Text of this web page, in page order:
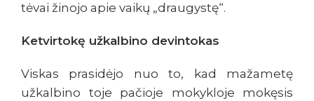
tėvai žinojo apie vaikų „draugystę“.
Ketvirtokę užkalbino devintokas
Viskas prasidėjo nuo to, kad mažametę
užkalbino toje pačioje mokykloje mokęsis